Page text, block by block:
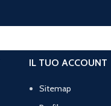
IL TUO ACCOUNT
Sitemap